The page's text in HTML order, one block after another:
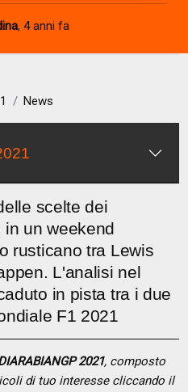
, 4 anni fa
News
scelte dei
un weekend
rusticano tra Lewis
L'analisi nel
in pista tra i due
F1 2021
2021, composto
di tuo interesse cliccando il